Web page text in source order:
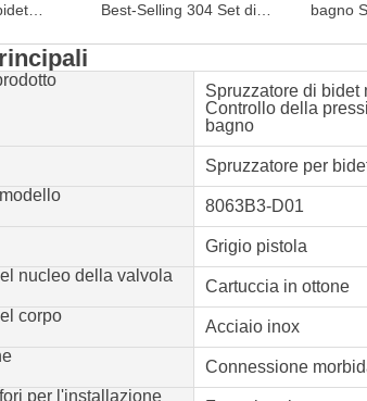
di
della
Best-Selling 304 Set di
bagno nera Qualità Bidet
bagno
doccia
Spruzzatore di
Controllo della
bagno
Spruzzatore per
8063B3-D01
Grigio pistola
nucleo della valvola
Cartuccia in ottone
corpo
Acciaio inox
Connessione
per l'installazione